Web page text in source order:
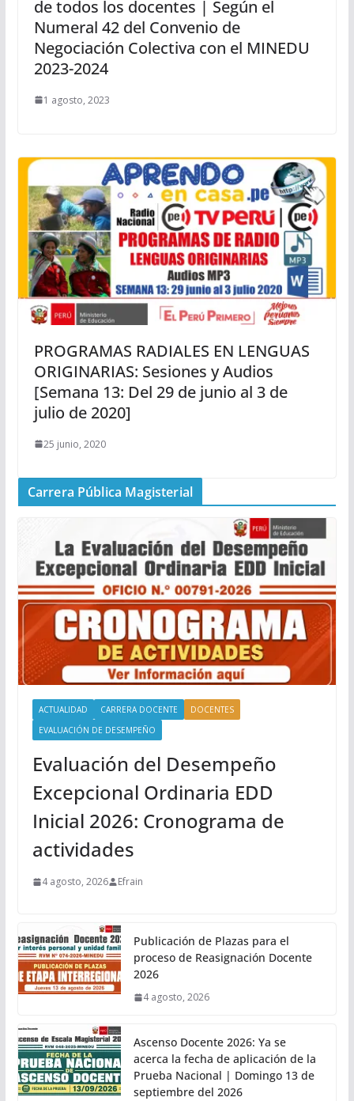
de todos los docentes | Según el
Numeral 42 del Convenio de
Negociación Colectiva con el MINEDU
2023-2024
1 agosto, 2023
PROGRAMAS RADIALES EN LENGUAS
ORIGINARIAS: Sesiones y Audios
[Semana 13: Del 29 de junio al 3 de
julio de 2020]
25 junio, 2020
Carrera Pública Magisterial
ACTUALIDAD CARRERA DOCENTE
DOCENTES
EVALUACIÓN DE DESEMPEÑO
Evaluación del Desempeño
Excepcional Ordinaria EDD
Inicial 2026: Cronograma de
actividades
4 agosto, 2026 Efrain
Publicación de Plazas para el
proceso de Reasignación Docente
2026
4 agosto, 2026
Ascenso Docente 2026: Ya se
acerca la fecha de aplicación de la
Prueba Nacional | Domingo 13 de
septiembre del 2026